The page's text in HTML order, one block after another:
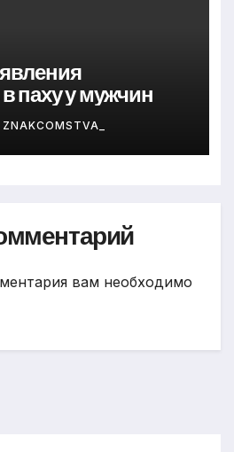
паху у мужчин
ZNAKCOMSTVA_
вам необходимо